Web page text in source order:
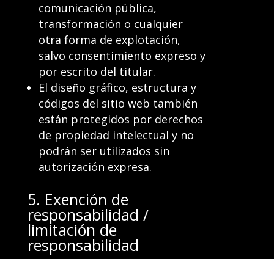
comunicación pública,
transformación o cualquier
otra forma de explotación,
salvo consentimiento expreso y
por escrito del titular.
El diseño gráfico, estructura y
códigos del sitio web también
están protegidos por derechos
de propiedad intelectual y no
podrán ser utilizados sin
autorización expresa.
5. Exención de
responsabilidad /
limitación de
responsabilidad